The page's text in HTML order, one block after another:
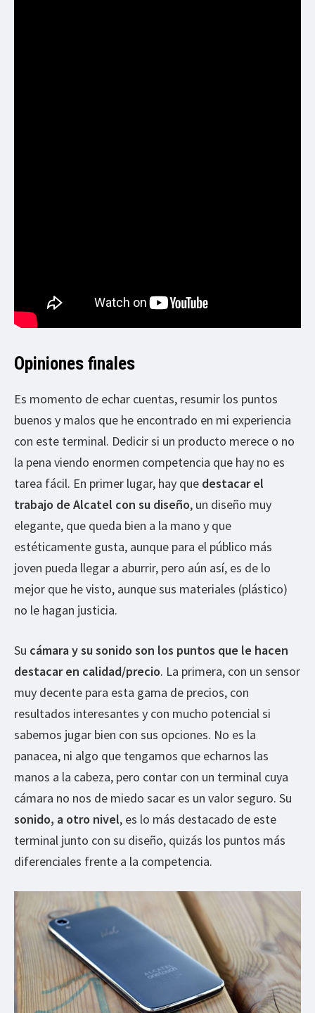
Opiniones finales
Es momento de echar cuentas, resumir los puntos
buenos y malos que he encontrado en mi experiencia
con este terminal. Dedicir si un producto merece o no
la pena viendo enormen competencia que hay no es
tarea fácil. En primer lugar, hay que destacar el
trabajo de Alcatel con su diseño, un diseño muy
elegante, que queda bien a la mano y que
estéticamente gusta, aunque para el público más
joven pueda llegar a aburrir, pero aún así, es de lo
mejor que he visto, aunque sus materiales (plástico)
no le hagan justicia.
Su cámara y su sonido son los puntos que le hacen
destacar en calidad/precio. La primera, con un sensor
muy decente para esta gama de precios, con
resultados interesantes y con mucho potencial si
sabemos jugar bien con sus opciones. No es la
panacea, ni algo que tengamos que echarnos las
manos a la cabeza, pero contar con un terminal cuya
cámara no nos de miedo sacar es un valor seguro. Su
sonido, a otro nivel, es lo más destacado de este
terminal junto con su diseño, quizás los puntos más
diferenciales frente a la competencia.